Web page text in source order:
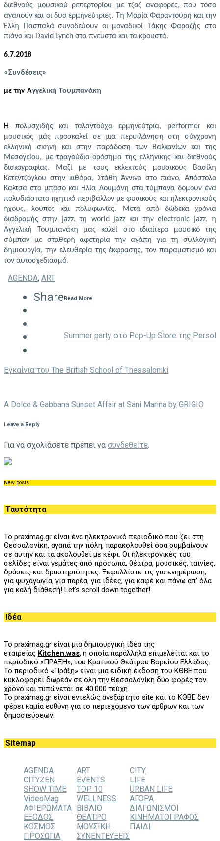
διεθνούς μουσικού ρεπερτορίου με τζαζ αναφορές, που τόσο
αγαπούν και οι δυο ερμηνεύτριες. Τη Μαρία Φαραντούρη και την
Έλλη Πασπαλά συνοδεύουν οι μοναδικοί Τάκης Φαραζής στο
πιάνο και David Lynch στα πνευστά και τα κρουστά.
6.7.2018
«Συνδέσεις»
με την Αγγελική Τουμπανάκη
Η πολυσχιδής και ταλαντούχα ερμηνεύτρια, performerκαι
μουσικός μάς προσκαλεί σε μια περιπλάνηση στη σύγχρονη
ελληνική σκηνή και στην παράδοση των Βαλκανίων και της
Μεσογείου, με τραγούδια-ορόσημα της ελληνικής και διεθνούς
δισκογραφίας. Μαζί με τους εκλεκτούς μουσικούς Βασίλη
Κετεντζόγλου στην κιθάρα, Στάθη Άννινο στο πιάνο, Απόστολο
Καλτσά στο μπάσο και Ηλία Δουμάνη στα τύμπανα δομούν ένα
πολυδιάστατο ηχητικό περιβάλλον με φυσικούς και ηλεκτρονικούς
ήχους, λούπες και πολυφωνίες. Μετά από δώδεκα χρόνια
διαδρομής στην jazz, τη world jazz και τηνelectronic jazz, η
Αγγελική Τουμπανάκη μας καλεί στο ιδιαίτερο μουσικό της
σύμπαν με σταθερή αφετηρία την αγάπη για τη συλλογική
δημιουργία, την ελευθερία της έκφρασης, τον πειραματισμό και
τον αυτοσχεδιασμό.
AGENDA, ART
Share Read More
Summer party στο Pop-Up Store της Persol
Eγκαίνια του The British School of Thessaloniki
A Dolce & Gabbana Sunset Affair at Sani Marina by GRIGIO
Leave a Reply
Για να σχολιάσετε πρέπει να συνδεθείτε.
New posts
Ταυτότητα
Το praximag.gr είναι ένα ηλεκτρονικό περιοδικό που ζει στη
Θεσσαλονίκη, αγαπά την πόλη, παρακολουθεί όσα συμβαίνουν
σε αυτήν και τα ακολουθεί με κέφι. Οι ηλεκτρονικές του
σελίδες είναι γεμάτες από πρόσωπα, θέατρα, μουσικές, ταινίες,
δράσεις και δραστηριότητες. Ξεφυλλίστε τις για ενημέρωση,
για ψυχαγωγία, για παρέα, για ιδέες, για καφέ και πάνω απ’ όλα
για καλή διάθεσή! Let’s scroll down together!
Ιδέα
Το praximag.gr είναι μια δημιουργική ιδέα της
εταιρείας Kitchen.was, η οποία παράλληλα επιμελείται και το
περιοδικό «ΠΡΑΞΗ», του Kρατικού Θεάτρου Βορείου Ελλάδος.
Το περιοδικό «Πράξη» είναι μια ειδική έκδοση του ΚΘΒΕ που
κυκλοφορεί δωρεάν σε όλη την Θεσσαλονίκη δύο φορές τον
χρόνο και τυπώνεται σε 40.000 τεύχη.
Το praximag.gr είναι εντελώς ανεξάρτητο site και το ΚΘΒΕ δεν
φέρει καμία ευθύνη για το περιεχόμενο των άρθρων και των
δημοσιεύσεων.
Sitemap
AGENDA ART
CITY
CITYZEN
EVENTS
LIFE
SHOW TIME
TOP 10
URBAN LIFE
VideoMag
WELLNESS
ΑΓΟΡΑ
ΑΦΙΕΡΩΜΑΤΑ ΒΙΒΛΙΟ
ΔΙΑΓΩΝΙΣΜΟΙ
ΕΞΟΔΟΣ
ΘΕΑΤΡΟ
ΚΙΝΗΜΑΤΟΓΡΑΦΟΣ
ΚΟΣΜΟΣ
ΜΟΥΣΙΚΗ
ΠΑΙΔΙ
ΠΡΟΣΩΠΑ
ΣΥΝΕΝΤΕΥΞΕΙΣ